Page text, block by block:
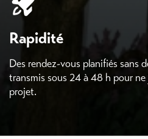
Rapidité
Des rendez-vous planifiés sans
transmis sous 24 à 48 h pour
projet.